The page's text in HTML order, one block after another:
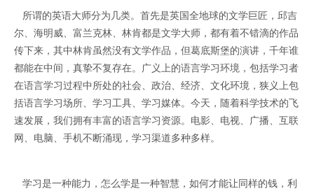
所谓的英语大师分为几类。首先是英国全地球的文学巨匠，邱吉
尔、海明威、富兰克林、林肯都是文学大师，都有着不错滴的作品
传下来，其中林肯虽然没有文学作品，但葛底斯堡的演讲，千年谁
都能在中间，真挚不复存在。广义上的语言学习环境，包括学习者
在语言学习过程中所处的社会、政治、经济、文化环境，狭义上包
括语言学习场所、学习工具、学习媒体。今天，随着科学技术的飞
速发展，我们拥有丰富的语言学习资源。电影、电视、广播、互联
网、电脑、手机不断涌现，学习渠道多种多样。
学习是一种能力，怎么学是一种智慧，如何才能让同样的钱，利